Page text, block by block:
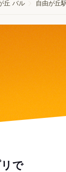
丘 バル 自由が丘
で